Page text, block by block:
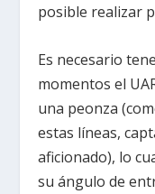
posible realizar
Es necesario
momentos el
una peonza
estas líneas,
aficionado), lo
su ángulo de